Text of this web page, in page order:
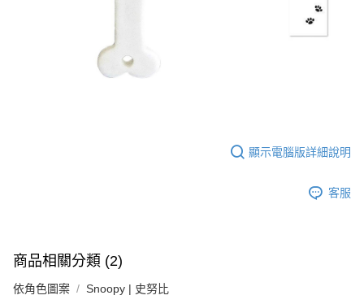
顯示電腦版詳細說明
客服
商品相關分類 (2)
依角色圖案 Snoopy | 史努比